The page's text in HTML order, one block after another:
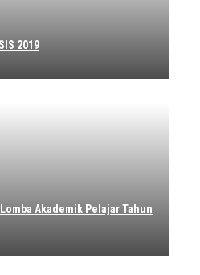
2019
Akademik Pelajar Tahun